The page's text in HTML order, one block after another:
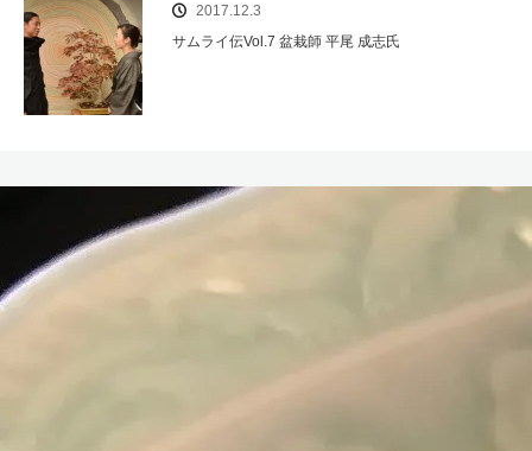
2017.12.3
サムライ伝Vol.7 盆栽師 平尾 成志氏